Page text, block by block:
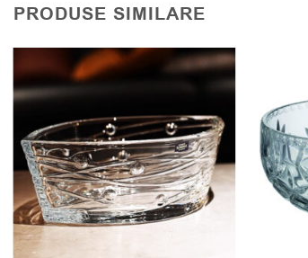
PRODUSE SIMILARE